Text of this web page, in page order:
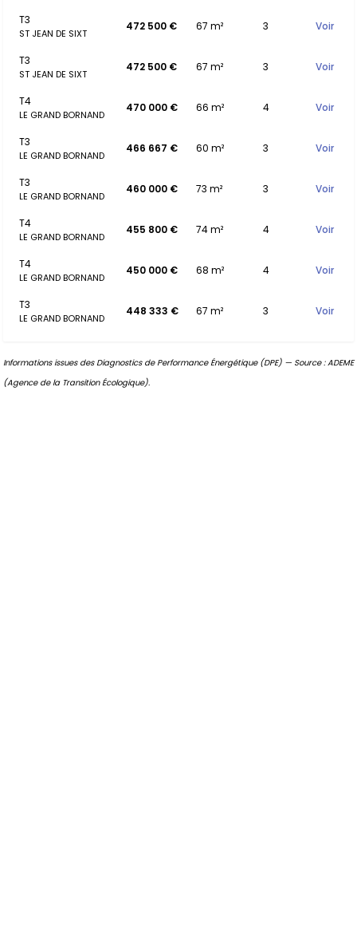
T3
ST JEAN DE SIXT
472 500 € 67 m² 3 Voir
T3
ST JEAN DE SIXT
472 500 € 67 m² 3 Voir
T4
LE GRAND BORNAND
470 000 € 66 m² 4 Voir
T3
LE GRAND BORNAND
466 667 € 60 m² 3 Voir
T3
LE GRAND BORNAND
460 000 € 73 m² 3 Voir
T4
LE GRAND BORNAND
455 800 € 74 m² 4 Voir
T4
LE GRAND BORNAND
450 000 € 68 m² 4 Voir
T3
LE GRAND BORNAND
448 333 € 67 m² 3 Voir
Informations issues des Diagnostics de Performance Énergétique (DPE) — Source : ADEME
(Agence de la Transition Écologique).